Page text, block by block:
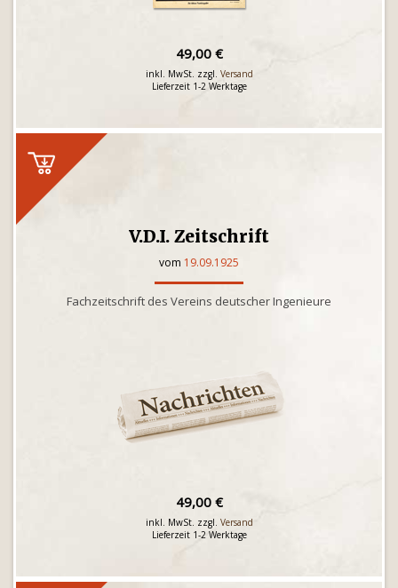
49,00 €
inkl. MwSt. zzgl. Versand
Lieferzeit 1-2 Werktage
V.D.I. Zeitschrift
vom 19.09.1925
Fachzeitschrift des Vereins deutscher Ingenieure
49,00 €
inkl. MwSt. zzgl. Versand
Lieferzeit 1-2 Werktage